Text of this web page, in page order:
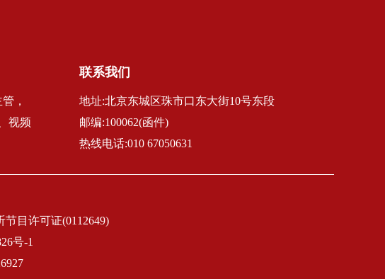
，
视频
联系我们
地址:北京东城区珠市口东大街10号东段
邮编:100062(函件)
热线电话:010 67050631
目许可证(0112649)
号-1